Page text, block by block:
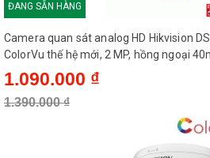
ĐANG SẴN HÀNG
Camera quan sát analog HD Hikvision
ColorVu thế hệ mới, 2 MP, hồng ngoại
micro thu âm)
1.090.000 ₫
1.390.000 ₫